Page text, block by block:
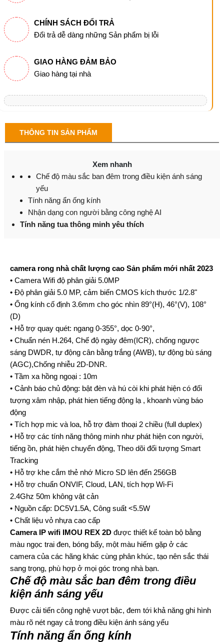
CHÍNH SÁCH ĐỔI TRẢ
Đổi trả dễ dàng những Sản phẩm bị lỗi
GIAO HÀNG ĐẢM BẢO
Giao hàng tại nhà
THÔNG TIN SẢN PHẨM
Xem nhanh
Chế độ màu sắc ban đêm trong điều kiện ánh sáng
yếu
Tính năng ẩn ống kính
Nhận dạng con người bằng công nghệ AI
Tính năng tua thông minh yêu thích
camera rong nhà chất lượng cao Sản phẩm mới nhất 2023
• Camera Wifi độ phân giải 5.0MP
• Độ phân giải 5.0 MP, cảm biến CMOS kích thước 1/2.8"
• Ống kính cố định 3.6mm cho góc nhìn 89°(H), 46°(V), 108°
(D)
• Hỗ trợ quay quét: ngang 0-355°, dọc 0-90°,
• Chuẩn nén H.264, Chế độ ngày đêm(ICR), chống ngược
sáng DWDR, tự động cân bằng trắng (AWB), tự động bù sáng
(AGC),Chống nhiễu 2D-DNR.
• Tầm xa hồng ngoại : 10m
• Cảnh báo chủ động: bật đèn và hú còi khi phát hiện có đối
tượng xâm nhập, phát hien tiếng động lạ , khoanh vùng báo
động
• Tích hợp mic và loa, hỗ trợ đàm thoại 2 chiều (full duplex)
• Hỗ trợ các tính năng thông minh như phát hiện con người,
tiếng ồn, phát hiện chuyển động, Theo dõi đối tượng Smart
Tracking
• Hỗ trợ khe cắm thẻ nhớ Micro SD lên đến 256GB
• Hỗ trợ chuẩn ONVIF, Cloud, LAN, tích hợp Wi-Fi
2.4Ghz 50m không vật cản
• Nguồn cấp: DC5V1.5A, Công suất <5.5W
• Chất liệu vỏ nhựa cao cấp
Camera IP wifi IMOU REX 2D được thiết kế toàn bộ bằng
màu ngọc trai đen, bóng bẩy, một màu hiếm gặp ở các
camera của các hãng khác cùng phân khúc, tạo nên sắc thái
sang trọng, phù hợp ở mọi góc trong nhà bạn.
Chế độ màu sắc ban đêm trong điều
kiện ánh sáng yếu
Được cải tiến công nghệ vượt bậc, đem tới khả năng ghi hình
màu rõ nét ngay cả trong điều kiện ánh sáng yếu
Tính năng ẩn ống kính